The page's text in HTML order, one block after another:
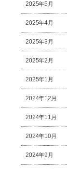
2025年5月
2025年4月
2025年3月
2025年2月
2025年1月
2024年12月
2024年11月
2024年10月
2024年9月